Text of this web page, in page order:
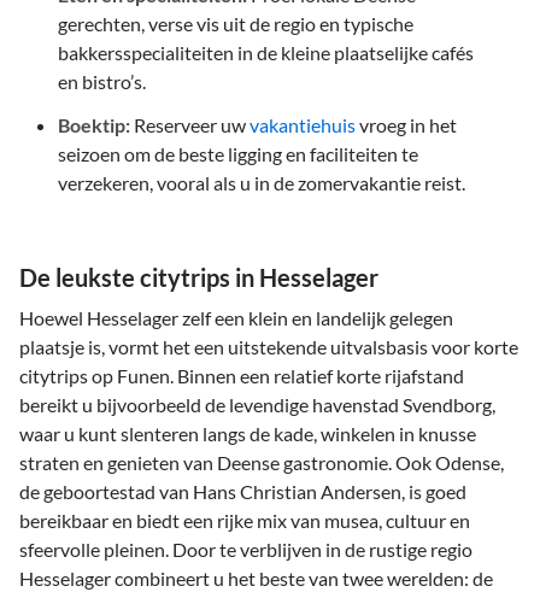
gerechten, verse vis uit de regio en typische
bakkersspecialiteiten in de kleine plaatselijke cafés
en bistro’s.
Boektip: Reserveer uwvakantiehuisvroeg in het
seizoen om de beste ligging en faciliteiten te
verzekeren, vooral als u in de zomervakantie reist.
De leukste citytrips in Hesselager
Hoewel Hesselager zelf een klein en landelijk gelegen
plaatsje is, vormt het een uitstekende uitvalsbasis voor korte
citytrips op Funen. Binnen een relatief korte rijafstand
bereikt u bijvoorbeeld de levendige havenstad Svendborg,
waar u kunt slenteren langs de kade, winkelen in knusse
straten en genieten van Deense gastronomie. Ook Odense,
de geboortestad van Hans Christian Andersen, is goed
bereikbaar en biedt een rijke mix van musea, cultuur en
sfeervolle pleinen. Door te verblijven in de rustige regio
Hesselager combineert u het beste van twee werelden: de